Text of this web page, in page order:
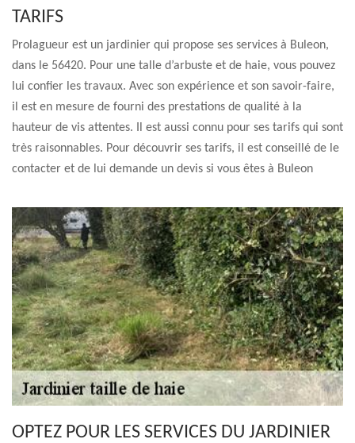
TARIFS
Prolagueur est un jardinier qui propose ses services à Buleon,
dans le 56420. Pour une talle d’arbuste et de haie, vous pouvez
lui confier les travaux. Avec son expérience et son savoir-faire,
il est en mesure de fourni des prestations de qualité à la
hauteur de vis attentes. Il est aussi connu pour ses tarifs qui sont
très raisonnables. Pour découvrir ses tarifs, il est conseillé de le
contacter et de lui demande un devis si vous êtes à Buleon
OPTEZ POUR LES SERVICES DU JARDINIER